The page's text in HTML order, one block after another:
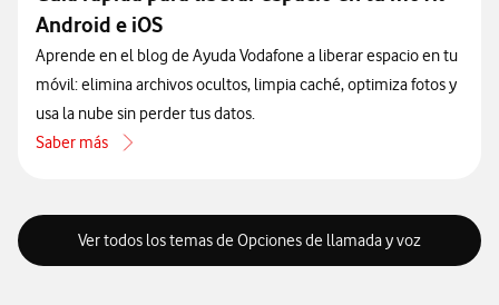
Android e iOS
Aprende en el blog de Ayuda Vodafone a liberar espacio en tu
móvil: elimina archivos ocultos, limpia caché, optimiza fotos y
usa la nube sin perder tus datos.
Saber más
acerca de Guía rápida para liberar espacio en tu móvil Android e iOS
Ver todos los temas de Opciones de llamada y voz